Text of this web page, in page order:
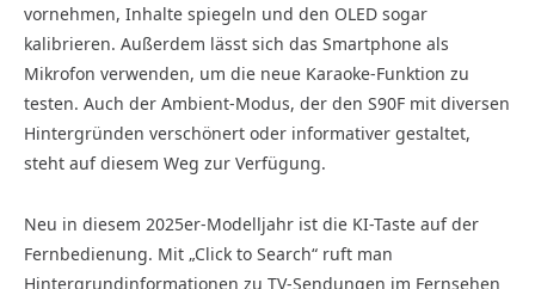
vornehmen, Inhalte spiegeln und den OLED sogar
kalibrieren. Außerdem lässt sich das Smartphone als
Mikrofon verwenden, um die neue Karaoke-Funktion zu
testen. Auch der Ambient-Modus, der den S90F mit diversen
Hintergründen verschönert oder informativer gestaltet,
steht auf diesem Weg zur Verfügung.
Neu in diesem 2025er-Modelljahr ist die KI-Taste auf der
Fernbedienung. Mit „Click to Search“ ruft man
Hintergrundinformationen zu TV-Sendungen im Fernsehen